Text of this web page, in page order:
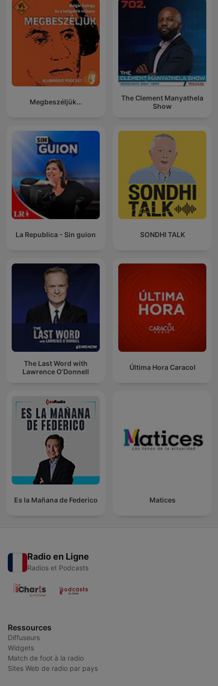
Megbeszéljük...
The Clement Manyathela
Show
La Republica - Sin guion SONDHI TALK
The Last Word with
Lawrence O’Donnell
Última Hora Caracol
Es la Mañana de Federico Matices
Radio en Ligne
Radios et Podcasts
Ressources
Diffuseurs
Widgets
Match de foot à la radio
Sites Web de radio par pays